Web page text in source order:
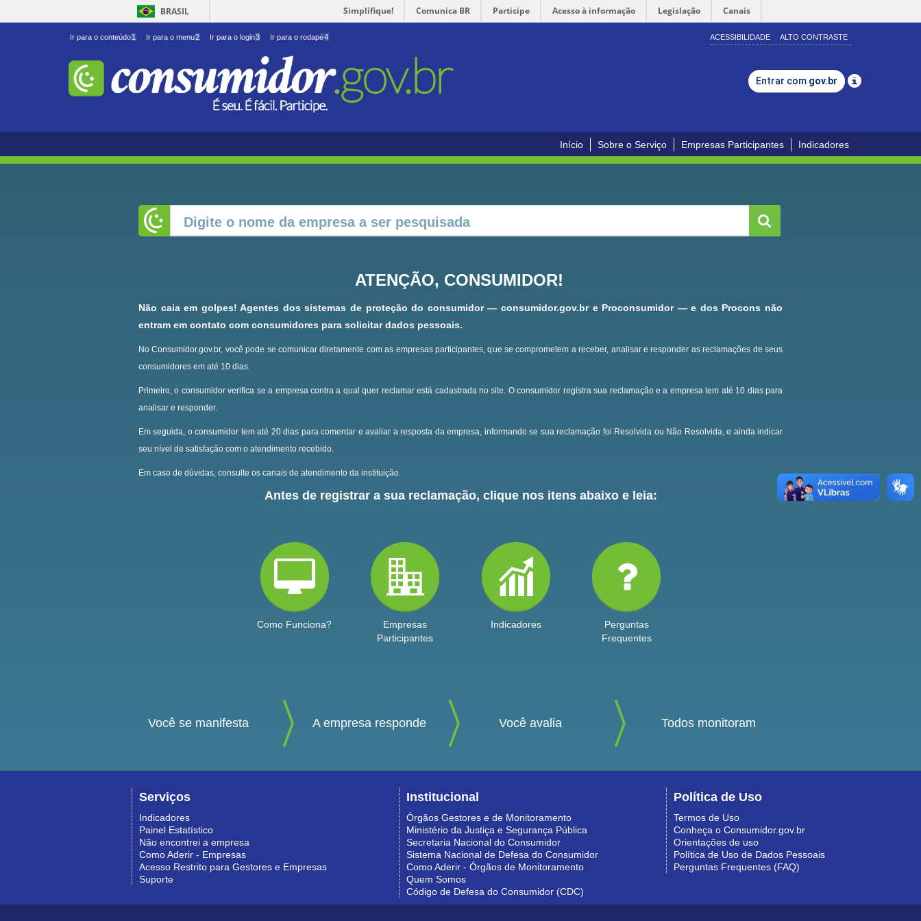
BRASIL Simplifique! Comunica BR Participe Acesso à informação Legislação Canais
Ir para o conteúdo1 Ir para o menu2 Ir para o login3 Ir para o rodapé4 ACESSIBILIDADE ALTO CONTRASTE
Entrar com gov.br
Início Sobre o Serviço Empresas Participantes Indicadores
ATENÇÃO, CONSUMIDOR!
Não caia em golpes! Agentes dos sistemas de proteção do consumidor — consumidor.gov.br e Proconsumidor — e dos Procons não
entram em contato com consumidores para solicitar dados pessoais.
No Consumidor.gov.br, você pode se comunicar diretamente com as empresas participantes, que se comprometem a receber, analisar e responder as reclamações de seus
consumidores em até 10 dias.
Primeiro, o consumidor verifica se a empresa contra a qual quer reclamar está cadastrada no site. O consumidor registra sua reclamação e a empresa tem até 10 dias para
analisar e responder.
Em seguida, o consumidor tem até 20 dias para comentar e avaliar a resposta da empresa, informando se sua reclamação foi Resolvida ou Não Resolvida, e ainda indicar
seu nível de satisfação com o atendimento recebido.
Em caso de dúvidas, consulte os canais de atendimento da instituição.
Antes de registrar a sua reclamação, clique nos itens abaixo e leia:
Como Funciona?
Empresas
Participantes
Indicadores
Perguntas
Frequentes
Você se manifesta A empresa responde Você avalia Todos monitoram
Serviços
Indicadores
Painel Estatístico
Não encontrei a empresa
Como Aderir - Empresas
Acesso Restrito para Gestores e Empresas
Suporte
Institucional
Órgãos Gestores e de Monitoramento
Ministério da Justiça e Segurança Pública
Secretaria Nacional do Consumidor
Sistema Nacional de Defesa do Consumidor
Como Aderir - Órgãos de Monitoramento
Quem Somos
Código de Defesa do Consumidor (CDC)
Política de Uso
Termos de Uso
Conheça o Consumidor.gov.br
Orientações de uso
Política de Uso de Dados Pessoais
Perguntas Frequentes (FAQ)